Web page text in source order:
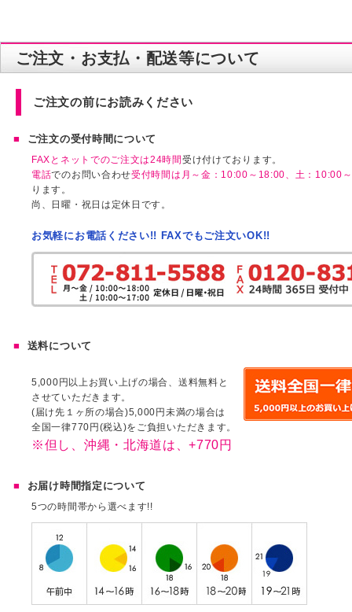
ご注文・お支払・配送等について
ご注文の前にお読みください
ご注文の受付時間について
FAXとネットでのご注文は24時間受け付けております。
電話でのお問い合わせ受付時間は月～金：10:00～18:00、土：10:00
ります。
尚、日曜・祝日は定休日です。
お気軽にお電話ください!! FAXでもご注文いOK!!
送料について
5,000円以上お買い上げの場合、送料無料と
させていただきます。
(届け先１ヶ所の場合)5,000円未満の場合は
全国一律770円(税込)をご負担いただきます。
※但し、沖縄・北海道は、+770円
お届け時間指定について
5つの時間帯から選べます!!